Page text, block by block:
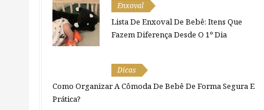
Enxoval
Lista De Enxoval De Bebê: Itens Que
Fazem Diferença Desde O 1º Dia
Dicas
Como Organizar A Cômoda De Bebê De Forma Segura E
Prática?